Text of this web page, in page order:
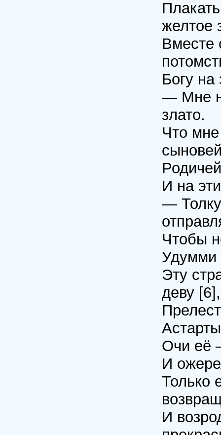
желтое
Вместе
Богу на
— Мне
злато.
Что мне
И на
—
Чтобы
Удумми
Эту
деву [6],
Очи её
И
Только
И